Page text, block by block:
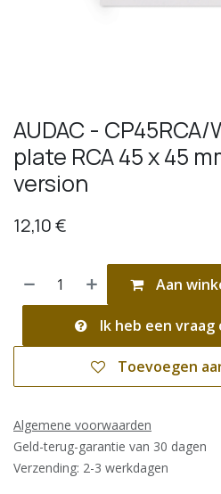
AUDAC -
plate RCA 45 x 45
version
12,10€
Aan
Ik heb een
Toevoegen
Algemene voorwaarden
Geld-terug-garantie van 30 dagen
Verzending: 2-3 werkdagen